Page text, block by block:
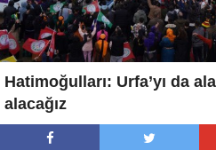
Hatimoğulları: Urfa’yı da
alacağız